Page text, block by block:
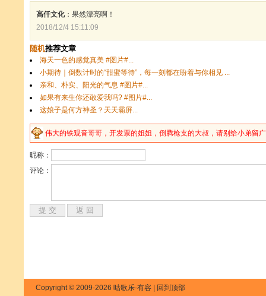
高仟文化：果然漂亮啊！
2018/12/4 15:11:09
伟大的铁观音哥哥，开发票的姐姐，倒腾枪支的大叔，请别给小弟留
昵称：
评论：
Copyright © 2009-2026 咕歌乐-有容 | 回到顶部